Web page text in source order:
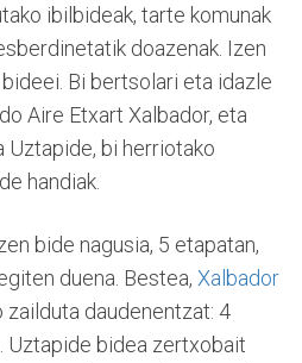
ibilbideak, tarte komunak
doazenak. Izen
Bi bertsolari eta idazle
Aire Etxart Xalbador, eta
Uztapide, bi herriotako
handiak.
bide nagusia, 5 etapatan,
duena. Bestea, Xalbador
zailduta daudenentzat: 4
Uztapide bidea zertxobait